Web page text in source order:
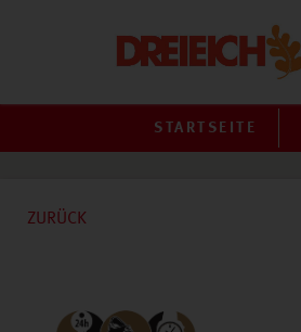
STARTSEITE
ZURÜCK